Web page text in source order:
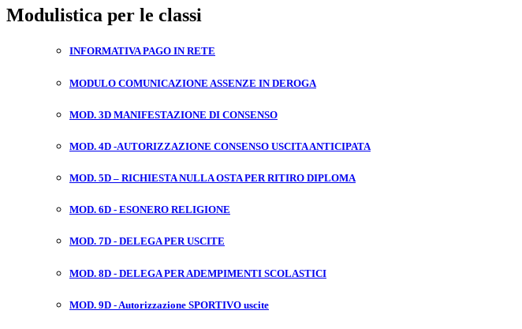
Modulistica per le classi
INFORMATIVA PAGO IN RETE
MODULO COMUNICAZIONE ASSENZE IN DEROGA
MOD. 3D MANIFESTAZIONE DI CONSENSO
MOD. 4D -AUTORIZZAZIONE CONSENSO USCITA ANTICIPATA
MOD. 5D – RICHIESTA NULLA OSTA PER RITIRO DIPLOMA
MOD. 6D - ESONERO RELIGIONE
MOD. 7D - DELEGA PER USCITE
MOD. 8D - DELEGA PER ADEMPIMENTI SCOLASTICI
MOD. 9D - Autorizzazione SPORTIVO uscite